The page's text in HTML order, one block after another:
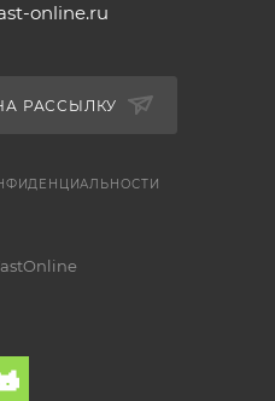
online.ru
РАССЫЛКУ